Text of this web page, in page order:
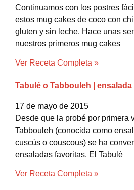
Continuamos con los postres
estos mug cakes de coco con
gluten y sin leche. Hace unas
nuestros primeros mug cakes
Ver Receta Completa »
Tabulé o Tabbouleh |
17 de mayo de 2015
Desde que la probé por primera
Tabbouleh (conocida como
cuscús o couscous) se ha
ensaladas favoritas. El Tabulé
Ver Receta Completa »